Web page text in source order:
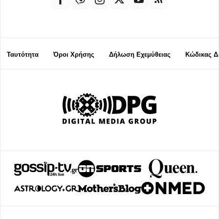
Ταυτότητα Όροι Χρήσης Δήλωση Εχεμύθειας Κώδικας